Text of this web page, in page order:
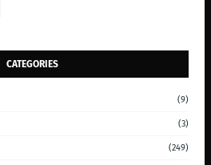
CATEGORIES
(9)
(3)
(249)